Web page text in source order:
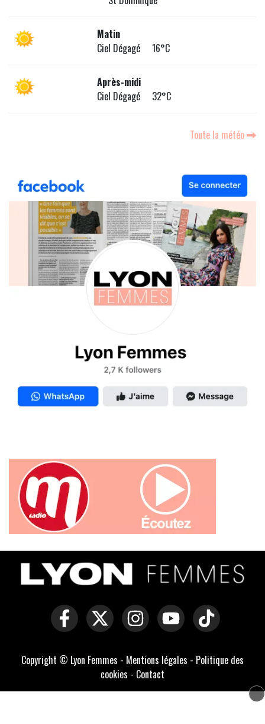
Matin
Ciel Dégagé 16°C
Après-midi
Ciel Dégagé 32°C
Toute la météo
Copyright © Lyon Femmes - Mentions légales - Politique des
cookies - Contact